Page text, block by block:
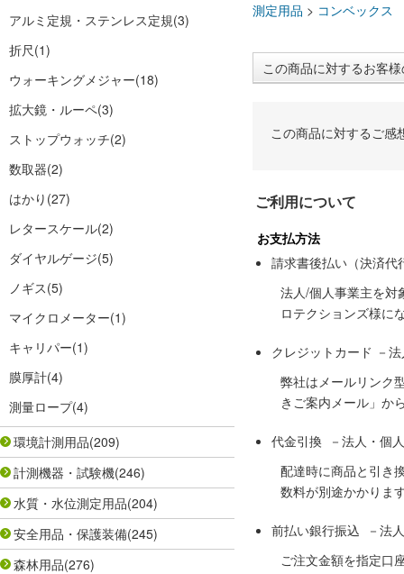
アルミ定規・ステンレス定規(3)
折尺(1)
ウォーキングメジャー(18)
拡大鏡・ルーペ(3)
ストップウォッチ(2)
数取器(2)
はかり (27)
レタースケール(2)
ダイヤルゲージ(5)
ノギス(5)
マイクロメーター(1)
キャリパー(1)
膜厚計(4)
測量ロープ(4)
環境計測用品(209)
計測機器・試験機(246)
水質・水位測定用品(204)
安全用品・保護装備(245)
森林用品(276)
測定用品 > コンベックス
この商品に対するお客
この商品に対するご感
ご利用について
お支払方法
請求書後払い（決済代
法人/個人事業主を対
ロテクションズ様に
クレジットカード －
弊社はメールリンク
きご案内メール」か
代金引換 －法人・個
配達時に商品と引き
数料が別途かかりま
前払い銀行振込 －法
ご注文金額を指定口